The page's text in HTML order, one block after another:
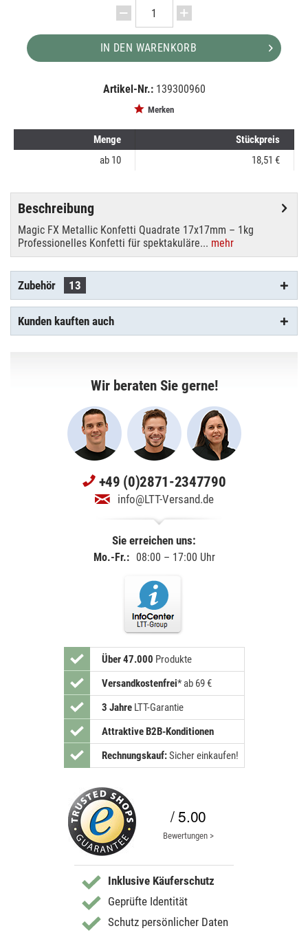
IN DEN WARENKORB
Artikel-Nr.: 139300960
Merken
Menge
Stückpreis
ab 10 18,51 €
Beschreibung
Magic FX Metallic Konfetti Quadrate 17x17mm – 1kg
Professionelles Konfetti für spektakuläre... mehr
Zubehör 13
Kunden kauften auch
Wir beraten Sie gerne!
+49 (0)2871-2347790
info@LTT-Versand.de
Sie erreichen uns:
Mo.-Fr.: 08:00 – 17:00 Uhr
Über 47.000 Produkte
Versandkostenfrei* ab 69 €
3 JahreLTT-Garantie
Attraktive B2B-Konditionen
Rechnungskauf:Sicher einkaufen!
/ 5.00
Bewertungen >
Inklusive Käuferschutz
Geprüfte Identität
Schutz persönlicher Daten